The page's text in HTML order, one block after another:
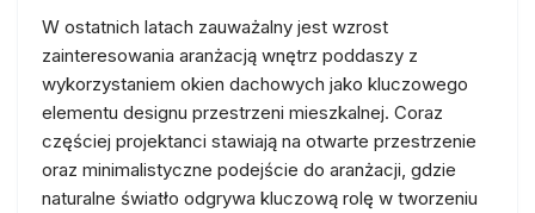
W ostatnich latach zauważalny jest wzrost
zainteresowania aranżacją wnętrz poddaszy z
wykorzystaniem okien dachowych jako kluczowego
elementu designu przestrzeni mieszkalnej. Coraz
częściej projektanci stawiają na otwarte przestrzenie
oraz minimalistyczne podejście do aranżacji, gdzie
naturalne światło odgrywa kluczową rolę w tworzeniu